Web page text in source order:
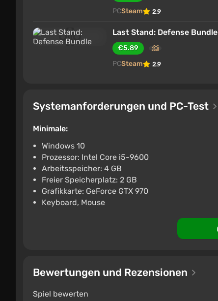
PCSteam 2.9
Last Stand: Defense Bundle
€5.89
PCSteam 2.9
Systemanforderungen und PC-Test
Minimale:
Windows 10
Prozessor: Intel Core i5-9600
Arbeitsspeicher: 4 GB
Freier Speicherplatz: 2 GB
Grafikkarte: GeForce GTX 970
Keyboard, Mouse
Bewertungen und Rezensionen
Spiel bewerten